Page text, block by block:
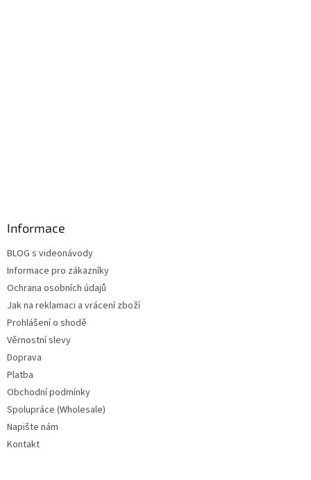
Informace
BLOG s videonávody
Informace pro zákazníky
Ochrana osobních údajů
Jak na reklamaci a vrácení zboží
Prohlášení o shodě
Věrnostní slevy
Doprava
Platba
Obchodní podmínky
Spolupráce (Wholesale)
Napište nám
Kontakt